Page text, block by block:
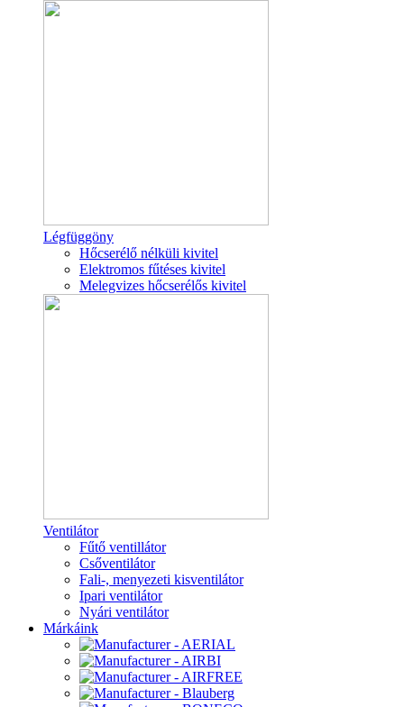
Légfüggöny
Hőcserélő nélküli kivitel
Elektromos fűtéses kivitel
Melegvizes hőcserélős kivitel
Ventilátor
Fűtő ventillátor
Csőventilátor
Fali-, menyezeti kisventilátor
Ipari ventilátor
Nyári ventilátor
Márkáink